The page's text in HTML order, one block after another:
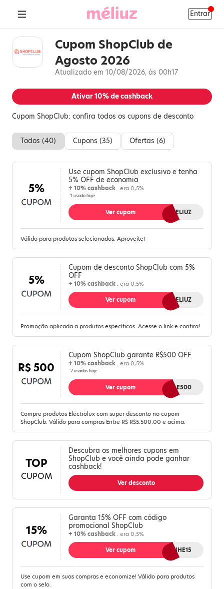
Entrar
Cupom ShopClub de
Agosto 2026
Atualizado em 10/08/2026, às 00h17
Ativar10%de cashback
Cupom ShopClub: confira todos os cupons de desconto
Todos (40) Cupons (35) Ofertas (6)
5%
Use cupom ShopClub exclusivo e tenha
5% OFF de economia
+ 10% cashback . era 0,5%
1 usado hoje
5MELIUZ
Ver cupom
Válido para produtos selecionados. Aproveite!
5%
Cupom de desconto ShopClub com 5%
OFF
+ 10% cashback . era 0,5%
5MELIUZ
Ver cupom
Promoção aplicada a produtos específicos. Acesse o link e confira!
R$ 500
Cupom ShopClub garante R$500 OFF
+ 10% cashback . era 0,5%
2 usados hoje
VALE500
Ver cupom
Compre produtos Electrolux com super desconto no cupom
ShopClub. Válido para compras Entre R$ R$5.500,00 e acima.
TOP
CUPOM
Descubra os melhores cupons em
ShopClub e você ainda pode ganhar
cashback!
Ver desconto
15%
Garanta 15% OFF com código
promocional ShopClub
+ 10% cashback . era 0,5%
GANHE15
Ver cupom
Use cupom em suas compras e economize! Válido para produtos
com o selo.